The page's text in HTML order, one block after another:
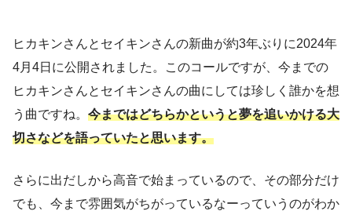
ヒカキンさんとセイキンさんの新曲が約3年ぶりに2024年
4月4日に公開されました。このコールですが、今までの
ヒカキンさんとセイキンさんの曲にしては珍しく誰かを想
う曲ですね。 今まではどちらかというと夢を追いかける大
切さなどを語っていたと思います。
さらに出だしから高音で始まっているので、その部分だけ
でも、今まで雰囲気がちがっているなーっていうのがわか